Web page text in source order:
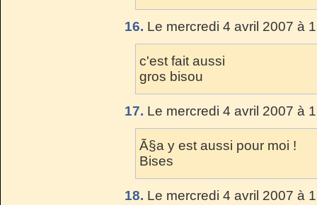
16. Le mercredi 4 avril 2007 à
c'est fait aussi
gros bisou
17. Le mercredi 4 avril 2007 à
Ã§a y est aussi pour moi !
Bises
18. Le mercredi 4 avril 2007 à